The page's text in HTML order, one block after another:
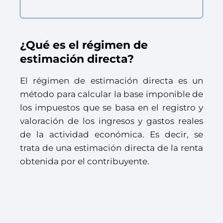
¿Qué es el régimen de
estimación directa?
El régimen de estimación directa es un
método para calcular la base imponible de
los impuestos que se basa en el registro y
valoración de los ingresos y gastos reales
de la actividad económica. Es decir, se
trata de una estimación directa de la renta
obtenida por el contribuyente.